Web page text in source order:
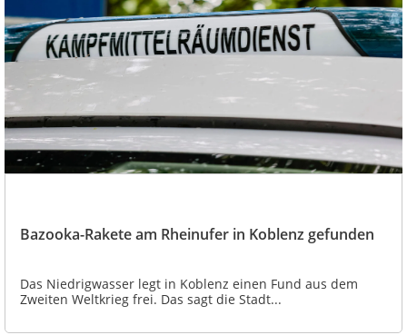
Bazooka-Rakete am Rheinufer in Koblenz gefunden
Das Niedrigwasser legt in Koblenz einen Fund aus dem
Zweiten Weltkrieg frei. Das sagt die Stadt...